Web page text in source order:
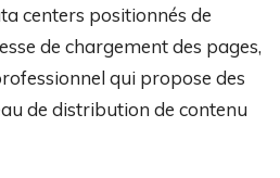
centers positionnés de
de chargement des pages,
qui propose des
de distribution de contenu